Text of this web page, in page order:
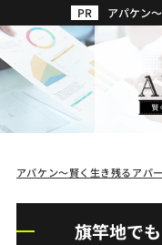
アパケン
アパケン～賢く生き残るアパ
旗竿地で